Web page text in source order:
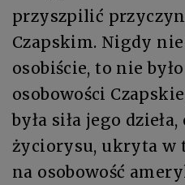
przyszpilić
Czapskim. Nigdy
osobiście, to nie
osobowości
była siła jego
życiorysu, ukryta w
na osobowość